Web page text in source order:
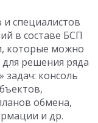
специалистов
в составе БСП
которые можно
решения ряда
консоль
обмена,
и др.